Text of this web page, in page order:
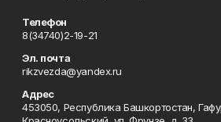
Телефон
8(34740)2-19-21
Эл. почта
rikzvezda@yandex.ru
Адрес
453050, Республика Башкортостан,